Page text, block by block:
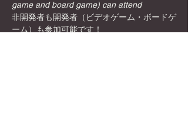
game and board game) can attend
非開発者も開発者（ビデオゲーム・ボードゲ
ーム）も参加可能です！